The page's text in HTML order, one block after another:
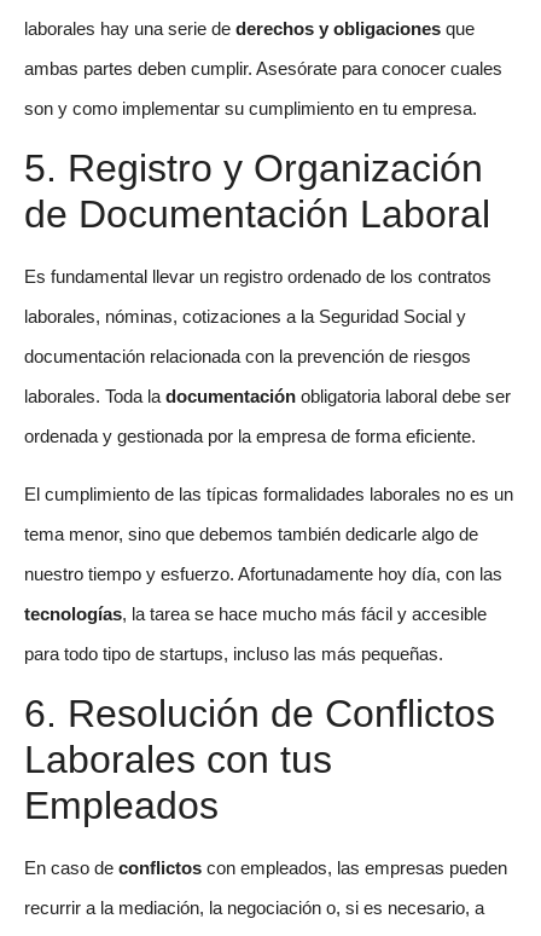
laborales hay una serie de derechos y obligaciones que
ambas partes deben cumplir. Asesórate para conocer cuales
son y como implementar su cumplimiento en tu empresa.
5. Registro y Organización
de Documentación Laboral
Es fundamental llevar un registro ordenado de los contratos
laborales, nóminas, cotizaciones a la Seguridad Social y
documentación relacionada con la prevención de riesgos
laborales. Toda la documentación obligatoria laboral debe ser
ordenada y gestionada por la empresa de forma eficiente.
El cumplimiento de las típicas formalidades laborales no es un
tema menor, sino que debemos también dedicarle algo de
nuestro tiempo y esfuerzo. Afortunadamente hoy día, con las
tecnologías, la tarea se hace mucho más fácil y accesible
para todo tipo de startups, incluso las más pequeñas.
6. Resolución de Conflictos
Laborales con tus
Empleados
En caso de conflictos con empleados, las empresas pueden
recurrir a la mediación, la negociación o, si es necesario, a